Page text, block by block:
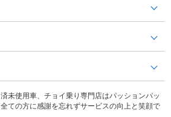
未使用車、チョイ乗り専門店はパッションパッ
ての方に感謝を忘れずサービスの向上と笑顔で